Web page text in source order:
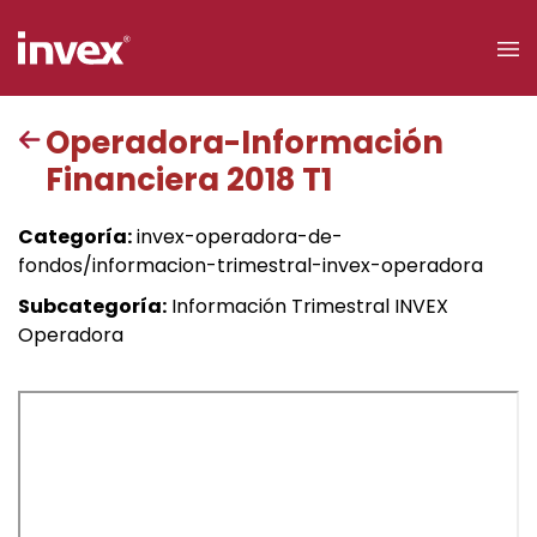
Acceso a
Buscar
Personas
Operadora-Información
Financiera 2018 T1
Categoría:invex-operadora-de-
fondos/informacion-trimestral-invex-operadora
Subcategoría: Información Trimestral INVEX
Operadora